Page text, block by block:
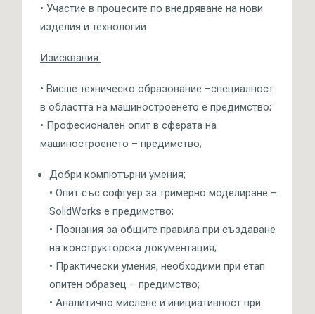
• Участие в процесите по внедряване на нови
изделия и технологии
Изисквания:
• Висше техническо образование –специалност
в областта на машиностроенето е предимство;
• Професионален опит в сферата на
машиностроенето – предимство;
Добри компютърни умения;
• Опит със софтуер за тримерно моделиране –
SolidWorks е предимство;
• Познания за общите правила при създаване
на конструкторска документация;
• Практически умения, необходими при етап
опитен образец – предимство;
• Аналитично мислене и инициативност при